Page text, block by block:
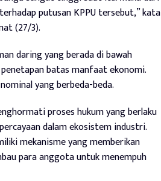
putusan KPPU tersebut,” kata
(27/3).
daring yang berada di bawah
batas manfaat ekonomi.
yang berbeda-beda.
proses hukum yang berlaku
dalam ekosistem industri.
mekanisme yang memberikan
para anggota untuk menempuh